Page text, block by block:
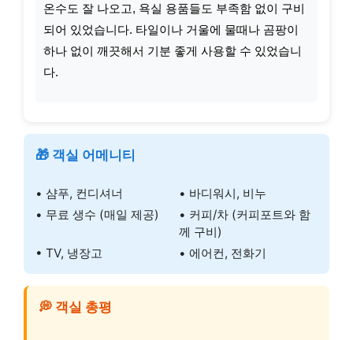
온수도 잘 나오고, 욕실 용품들도 부족함 없이 구비
되어 있었습니다. 타일이나 거울에 물때나 곰팡이
하나 없이 깨끗해서 기분 좋게 사용할 수 있었습니
다.
🎁 객실 어메니티
• 샴푸, 컨디셔너
• 바디워시, 비누
• 무료 생수 (매일 제공)
• 커피/차 (커피포트와 함
께 구비)
• TV, 냉장고
• 에어컨, 전화기
💭 객실 총평